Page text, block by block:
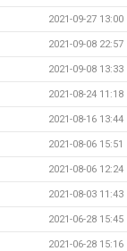
2021-09-27 13:00
2021-09-08 22:57
2021-09-08 13:33
2021-08-24 11:18
2021-08-16 13:44
2021-08-06 15:51
2021-08-06 12:24
2021-08-03 11:43
2021-06-28 15:45
2021-06-28 15:16